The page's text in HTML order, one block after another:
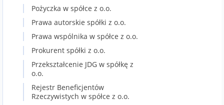
Pożyczka w spółce z o.o.
Prawa autorskie spółki z o.o.
Prawa wspólnika w spółce z o.o.
Prokurent spółki z o.o.
Przekształcenie JDG w spółkę z
o.o.
Rejestr Beneficjentów
Rzeczywistych w spółce z o.o.